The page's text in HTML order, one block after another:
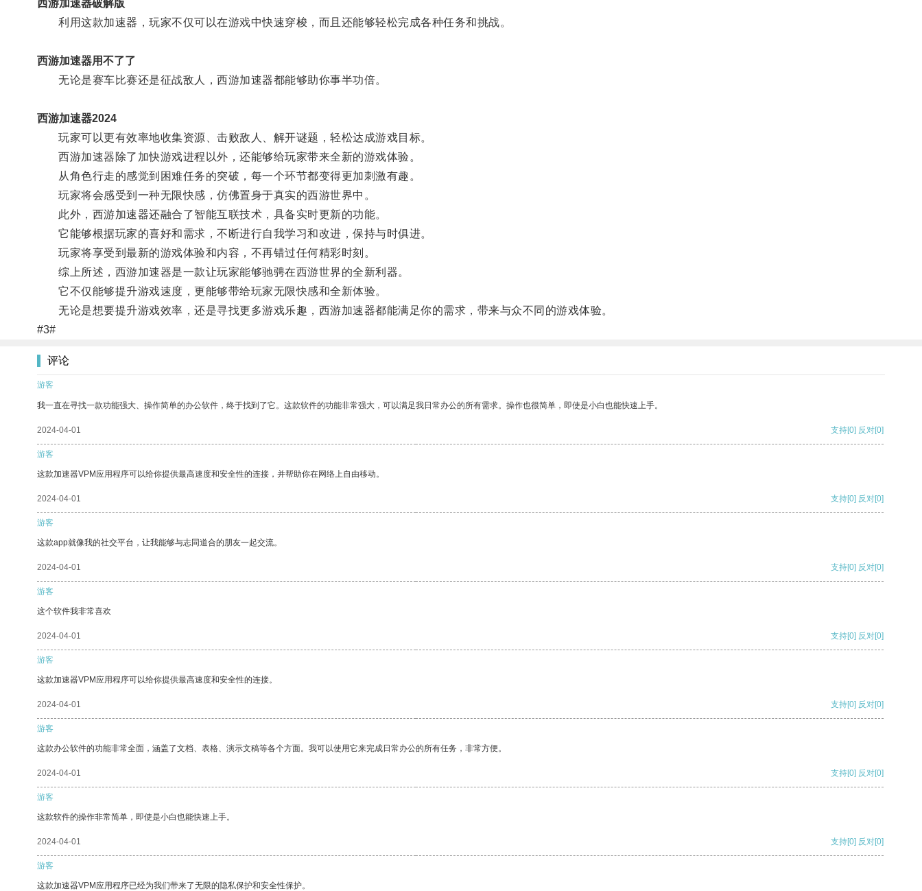
西游加速器破解版
利用这款加速器，玩家不仅可以在游戏中快速穿梭，而且还能够轻松完成各种任务和挑战。
西游加速器用不了了
无论是赛车比赛还是征战敌人，西游加速器都能够助你事半功倍。
西游加速器2024
玩家可以更有效率地收集资源、击败敌人、解开谜题，轻松达成游戏目标。
西游加速器除了加快游戏进程以外，还能够给玩家带来全新的游戏体验。
从角色行走的感觉到困难任务的突破，每一个环节都变得更加刺激有趣。
玩家将会感受到一种无限快感，仿佛置身于真实的西游世界中。
此外，西游加速器还融合了智能互联技术，具备实时更新的功能。
它能够根据玩家的喜好和需求，不断进行自我学习和改进，保持与时俱进。
玩家将享受到最新的游戏体验和内容，不再错过任何精彩时刻。
综上所述，西游加速器是一款让玩家能够驰骋在西游世界的全新利器。
它不仅能够提升游戏速度，更能够带给玩家无限快感和全新体验。
无论是想要提升游戏效率，还是寻找更多游戏乐趣，西游加速器都能满足你的需求，带来与众不同的游戏体验。
#3#
评论
游客
我一直在寻找一款功能强大、操作简单的办公软件，终于找到了它。这款软件的功能非常强大，可以满足我日常办公的所有需求。操作也很简单，即使是小白也能快速上手。
2024-04-01 支持[0] 反对[0]
游客
这款加速器VPM应用程序可以给你提供最高速度和安全性的连接，并帮助你在网络上自由移动。
2024-04-01 支持[0] 反对[0]
游客
这款app就像我的社交平台，让我能够与志同道合的朋友一起交流。
2024-04-01 支持[0] 反对[0]
游客
这个软件我非常喜欢
2024-04-01 支持[0] 反对[0]
游客
这款加速器VPM应用程序可以给你提供最高速度和安全性的连接。
2024-04-01 支持[0] 反对[0]
游客
这款办公软件的功能非常全面，涵盖了文档、表格、演示文稿等各个方面。我可以使用它来完成日常办公的所有任务，非常方便。
2024-04-01 支持[0] 反对[0]
游客
这款软件的操作非常简单，即使是小白也能快速上手。
2024-04-01 支持[0] 反对[0]
游客
这款加速器VPM应用程序已经为我们带来了无限的隐私保护和安全性保护。